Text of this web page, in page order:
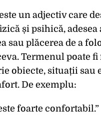
un adjectiv care
și psihică, adesea
sau plăcerea de a
Termenul poate
obiecte, situații sau
De exemplu:
foarte confortabil.”